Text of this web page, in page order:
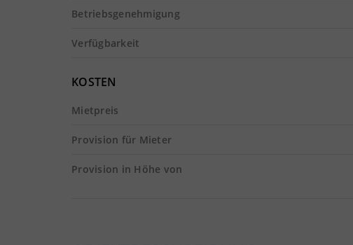
Betriebsgenehmigung
Verfügbarkeit
KOSTEN
Mietpreis
Provision für Mieter
Provision in Höhe von